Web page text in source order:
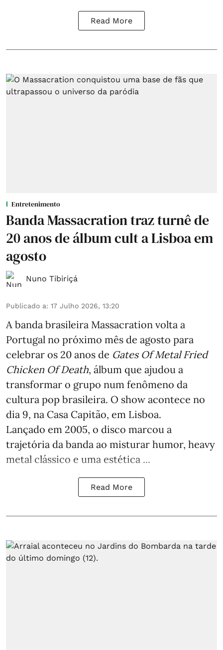
Read More
Entretenimento
Banda Massacration traz turnê de
20 anos de álbum cult a Lisboa em
agosto
Nuno Tibiriçá
Publicado a: 17 Julho 2026, 13:20
A banda brasileira Massacration volta a
Portugal no próximo mês de agosto para
celebrar os 20 anos de Gates Of Metal Fried
Chicken Of Death, álbum que ajudou a
transformar o grupo num fenômeno da
cultura pop brasileira. O show acontece no
dia 9, na Casa Capitão, em Lisboa.
Lançado em 2005, o disco marcou a
trajetória da banda ao misturar humor, heavy
metal clássico e uma estética ...
Read More